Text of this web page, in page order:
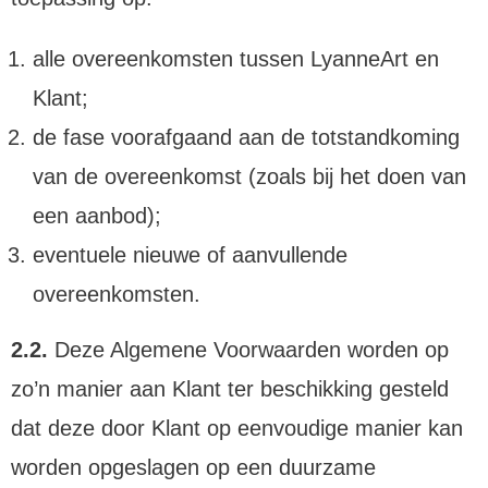
alle overeenkomsten tussen LyanneArt en
Klant;
de fase voorafgaand aan de totstandkoming
van de overeenkomst (zoals bij het doen van
een aanbod);
eventuele nieuwe of aanvullende
overeenkomsten.
2.2. Deze Algemene Voorwaarden worden op
zo’n manier aan Klant ter beschikking gesteld
dat deze door Klant op eenvoudige manier kan
worden opgeslagen op een duurzame